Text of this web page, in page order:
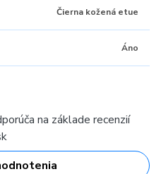
Čierna kožená etue
Áno
na základe recenzií